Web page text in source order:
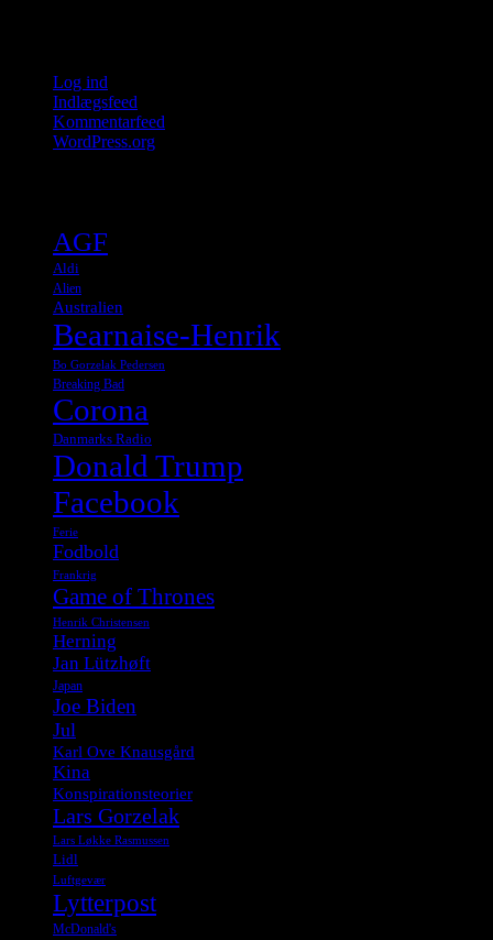
Log ind
Indlægsfeed
Kommentarfeed
WordPress.org
AGF
Aldi
Alien
Australien
Bearnaise-Henrik
Bo Gorzelak Pedersen
Breaking Bad
Corona
Danmarks Radio
Donald Trump
Facebook
Ferie
Fodbold
Frankrig
Game of Thrones
Henrik Christensen
Herning
Jan Lützhøft
Japan
Joe Biden
Jul
Karl Ove Knausgård
Kina
Konspirationsteorier
Lars Gorzelak
Lars Løkke Rasmussen
Lidl
Luftgevær
Lytterpost
McDonald's